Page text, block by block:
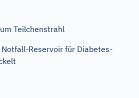
Teilchenstrahl
Reservoir für Diabetes-